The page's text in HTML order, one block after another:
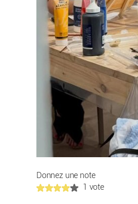
Donnez une note
1 vote